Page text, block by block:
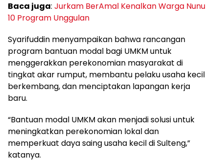
Baca juga: Jurkam BerAmal Kenalkan Warga Nunu
10 Program Unggulan
Syarifuddin menyampaikan bahwa rancangan
program bantuan modal bagi UMKM untuk
menggerakkan perekonomian masyarakat di
tingkat akar rumput, membantu pelaku usaha kecil
berkembang, dan menciptakan lapangan kerja
baru.
“Bantuan modal UMKM akan menjadi solusi untuk
meningkatkan perekonomian lokal dan
memperkuat daya saing usaha kecil di Sulteng,”
katanya.